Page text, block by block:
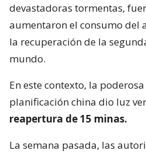
devastadoras tormentas,
aumentaron el consumo del
la recuperación de la
mundo.
En este contexto, la
planificación china dio luz
reapertura de 15 minas.
La semana pasada, las